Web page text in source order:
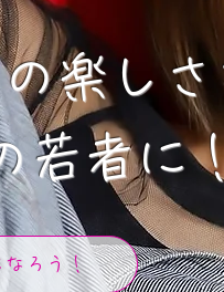
楽し
若者に
なろう！